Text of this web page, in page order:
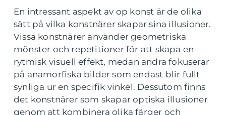
En intressant aspekt av op konst är de olika
sätt på vilka konstnärer skapar sina illusioner.
Vissa konstnärer använder geometriska
mönster och repetitioner för att skapa en
rytmisk visuell effekt, medan andra fokuserar
på anamorfiska bilder som endast blir fullt
synliga ur en specifik vinkel. Dessutom finns
det konstnärer som skapar optiska illusioner
genom att kombinera olika färger och